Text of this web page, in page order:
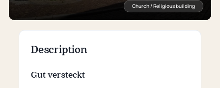
Church / Religious building
Description
Gut versteckt